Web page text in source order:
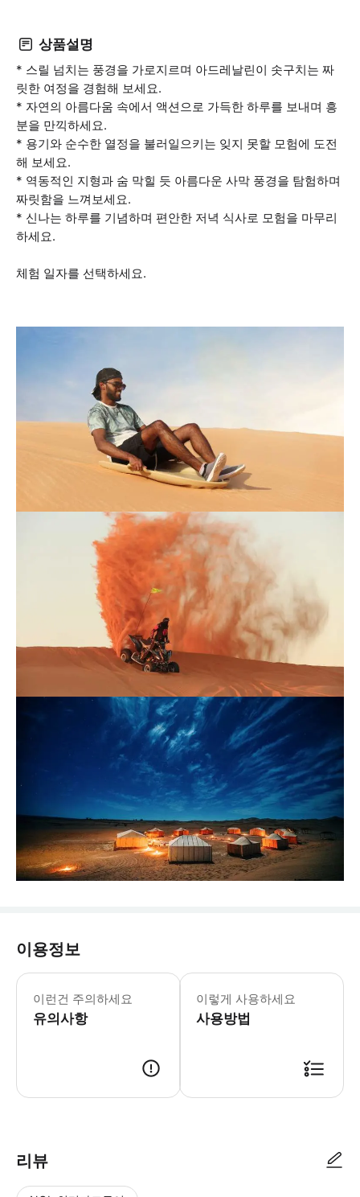
상품설명
* 스릴 넘치는 풍경을 가로지르며 아드레날린이 솟구치는 짜
릿한 여정을 경험해 보세요.
* 자연의 아름다움 속에서 액션으로 가득한 하루를 보내며 흥
분을 만끽하세요.
* 용기와 순수한 열정을 불러일으키는 잊지 못할 모험에 도전
해 보세요.
* 역동적인 지형과 숨 막힐 듯 아름다운 사막 풍경을 탐험하며
짜릿함을 느껴보세요.
* 신나는 하루를 기념하며 편안한 저녁 식사로 모험을 마무리
하세요.
체험 일자를 선택하세요.
이용정보
이런건 주의하세요
유의사항
이렇게 사용하세요
사용방법
리뷰